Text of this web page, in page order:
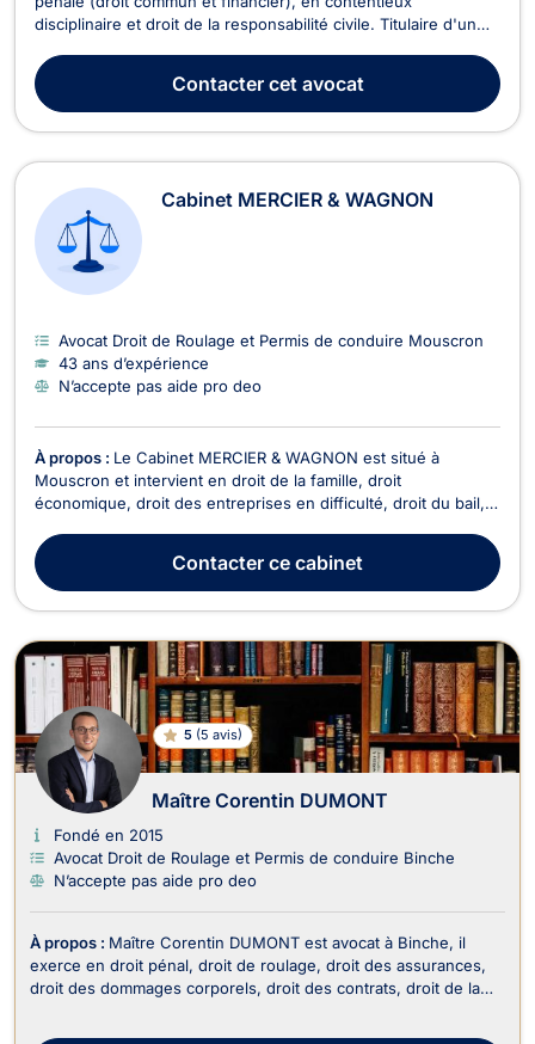
disciplinaire et droit de la responsabilité civile. Titulaire d'un
et propriété intellectuelle) de l'Université Jean Moulin Lyon III
(2013), d'un Master spécialisé...
Contactercet avocat
Cabinet MERCIER & WAGNON
Avocat Droit de Roulage et Permis de conduire Mouscron
43 ans d’expérience
N’accepte pas aide pro deo
À propos : Le Cabinet MERCIER & WAGNON est situé à
Mouscron et intervient en droit de la famille, droit
économique, droit des entreprises en difficulté, droit du bail,
Maître Annick WAGNON s’occupe des procédures en divorce
et des conséquences en découlant ou d’une...
Contacter ce cabinet
5 (5 avis)
Maître Corentin DUMONT
Fondé en 2015
Avocat Droit de Roulage et Permis de conduire Binche
N’accepte pas aide pro deo
À propos : Maître Corentin DUMONT est avocat à Binche, il
exerce en droit pénal, droit de roulage, droit des assurances,
droit des dommages corporels, droit des contrats, droit de la